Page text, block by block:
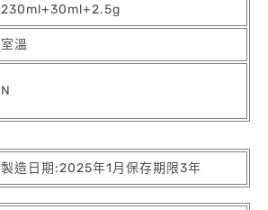
230ml+30ml+2.5g
室溫
N
製造日期:2025年1月保存期限3年